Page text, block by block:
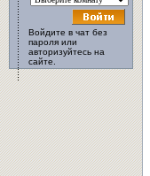
Войдите в чат без
пароля или
авторизуйтесь на
сайте.